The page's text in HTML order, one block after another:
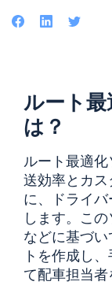
ルート
は？
ルート最適
送効率とカ
に、ドライ
します。こ
などに基づ
トを作成し
て配車担当者